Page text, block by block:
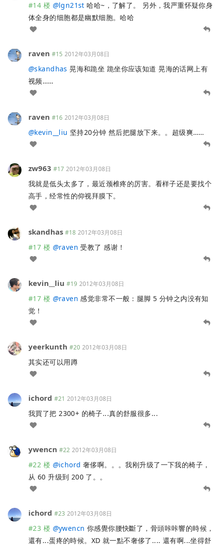
#14 楼 @lgn21st 哈哈~，了解了。 另外，我严重怀疑你身
体全身的细胞都是幽默细胞。哈哈
raven #15 2012年03月08日
@skandhas 晃海和跪坐 跪坐你应该知道 晃海的话网上有
视频……
raven #16 2012年03月08日
@kevin__liu 坚持20分钟 然后把腿放下来。。超级爽……
zw963 #17 2012年03月08日
我就是低头太多了，最近颈椎疼的厉害。看样子还是要找个
高手，经常性的仰视拜膜下。
skandhas #18 2012年03月08日
#17 楼 @raven 受教了 感谢！
kevin__liu #19 2012年03月08日
#17 楼 @raven 感觉非常不一般：腿脚 5 分钟之内没有知
觉！
yeerkunth #20 2012年03月08日
其实还可以用蹲
ichord #21 2012年03月08日
我買了把 2300+ 的椅子...真的舒服很多...
ywencn #22 2012年03月08日
#22 楼 @ichord 奢侈啊。。。我刚升级了一下我的椅子，
从 60 升级到 200 了。。
ichord #23 2012年03月08日
#23 楼 @ywencn 你感覺你腰快斷了，骨頭咔咔響的時候，
還有...蛋疼的時候。XD 就一點不奢侈了.... 還有啊...坐得舒